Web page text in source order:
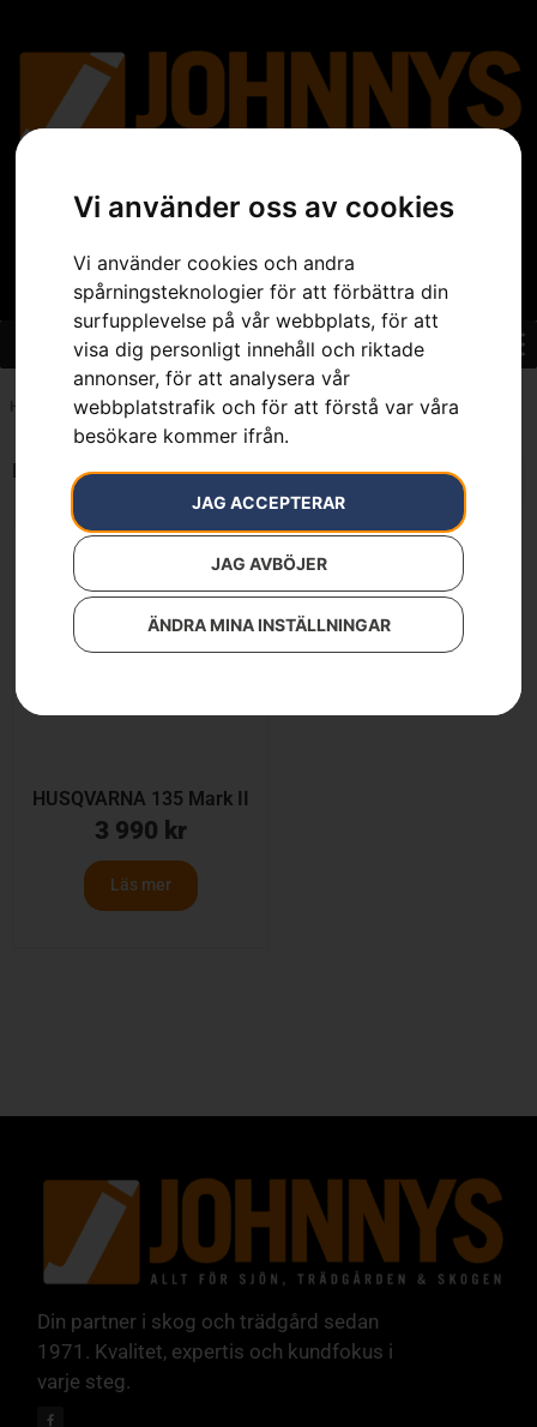
Vi använder oss av cookies
Vi använder cookies och andra
spårningsteknologier för att förbättra din
surfupplevelse på vår webbplats, för att
visa dig personligt innehåll och riktade
annonser, för att analysera vår
webbplatstrafik och för att förstå var våra
besökare kommer ifrån.
JAG ACCEPTERAR
JAG AVBÖJER
ÄNDRA MINA INSTÄLLNINGAR
Hem 7391736617062
Endast ett sökresultat
HUSQVARNA 135 Mark II
3 990 kr
Läs mer
Din partner i skog och trädgård sedan
1971. Kvalitet, expertis och kundfokus i
varje steg.